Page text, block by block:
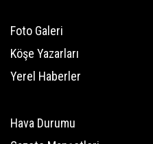
Foto Galeri
Köşe Yazarları
Yerel Haberler
Hava Durumu